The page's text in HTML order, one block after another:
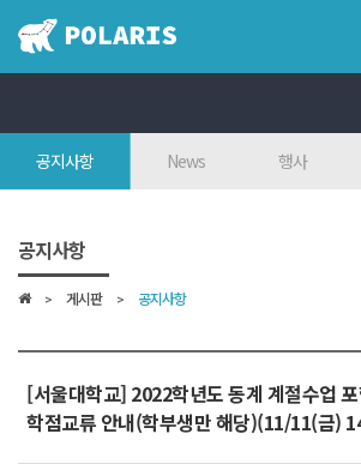
인재상
참여대학/조직도
오시는 길
공지사항 News 행사
공지사항
게시판 공지사항
[서울대학교] 2022학년도 동계 계절수업
학점교류 안내(학부생만 해당)(11/11(금)